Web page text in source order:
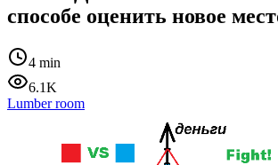
способе оценить новое
4 min
6.1K
Lumber room